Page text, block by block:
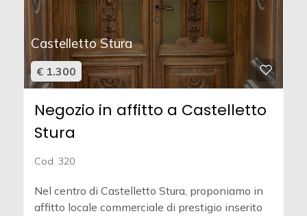
Castelletto Stura
€ 1.300
Negozio in affitto a Castelletto
Stura
Cod. 320
Nel centro di Castelletto Stura, proponiamo in
affitto locale commerciale di prestigio inserito